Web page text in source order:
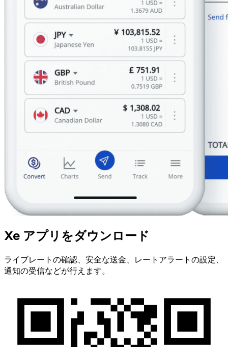
Xe アプリをダウンロード
ライブレートの確認、安全な送金、レートアラートの設定、
通知の受信などが行えます。